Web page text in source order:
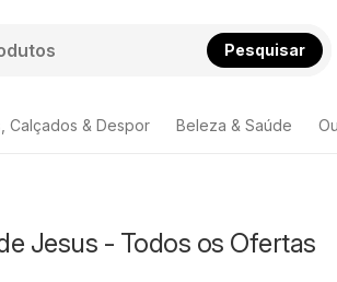
Pesquisar
Calçados & Despor Beleza & Saúde
Jesus - Todos os Ofertas